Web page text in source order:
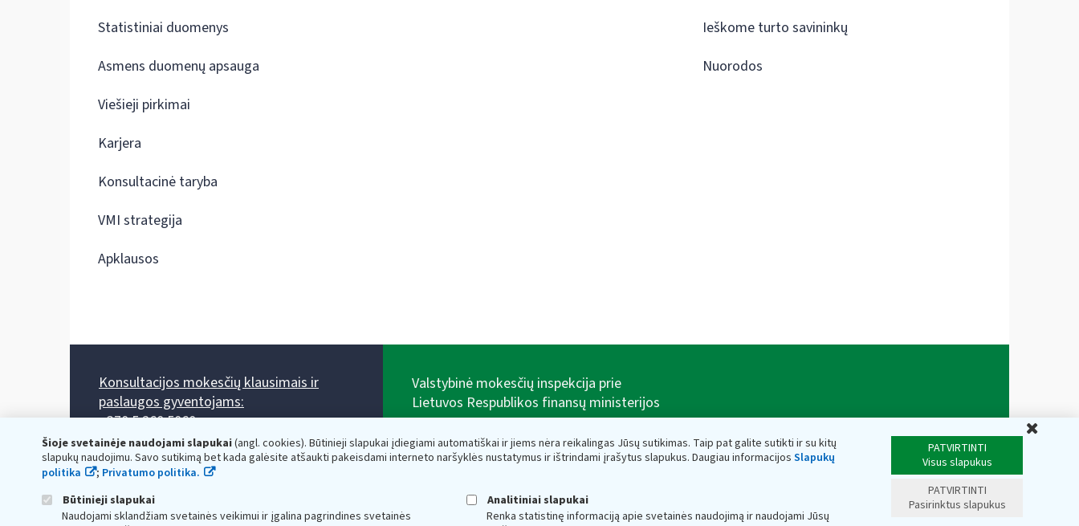
Šioje svetainėje naudojami slapukai(angl. cookies). Būtinieji slapukai įdiegiami automatiškai ir jiems nėra reikalingas Jūsų sutikimas. Taip pat galite sutikti ir su kitų
slapukų naudojimu. Savo sutikimą bet kada galėsite atšaukti pakeisdami interneto naršyklės nustatymus ir ištrindami įrašytus slapukus. Daugiau informacijos Slapukų
politika
; Privatumo politika.
Būtinieji slapukai
Naudojami sklandžiam svetainės veikimui ir įgalina pagrindines svetainės
Analitiniai slapukai
Renka statistinę informaciją apie svetainės naudojimą ir naudojami Jūsų
PATVIRTINTI
Visus slapukus
PATVIRTINTI
Pasirinktus slapukus
Statistiniai duomenys
Asmens duomenų apsauga
Viešieji pirkimai
Karjera
Konsultacinė taryba
VMI strategija
Apklausos
Ieškome turto savininkų
Nuorodos
Konsultacijos mokesčių klausimais ir
paslaugos gyventojams:
+370 5 260 5060
Darbo laikas: I-IV 8.00-17.00, V 8.00-15.45.
Prieššventinę dieną - viena valanda trumpiau.
Kiekvieno mėnesio antrą penktadienį 8.00 val. - 12.00 val.
Valstybinė mokesčių inspekcija prie
Lietuvos Respublikos finansų ministerijos
adresas: Vasario 16-osios g. 14, 01107 Vilnius, Lietuva,
el.paštas:vmi@vmi.lt, E. pristatymo dėžutės adresas
Lietuvos Respublikos finansų ministerijos kaupiami ir
saugomi Juridinių asmenų registre